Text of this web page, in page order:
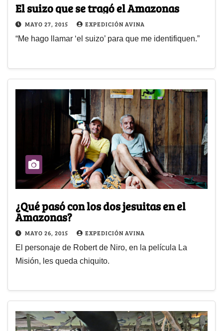
El suizo que se tragó el Amazonas
MAYO 27, 2015 EXPEDICIÓN AVINA
“Me hago llamar ‘el suizo’ para que me identifiquen.”
¿Qué pasó con los dos jesuitas en el
Amazonas?
MAYO 26, 2015 EXPEDICIÓN AVINA
El personaje de Robert de Niro, en la película La
Misión, les queda chiquito.